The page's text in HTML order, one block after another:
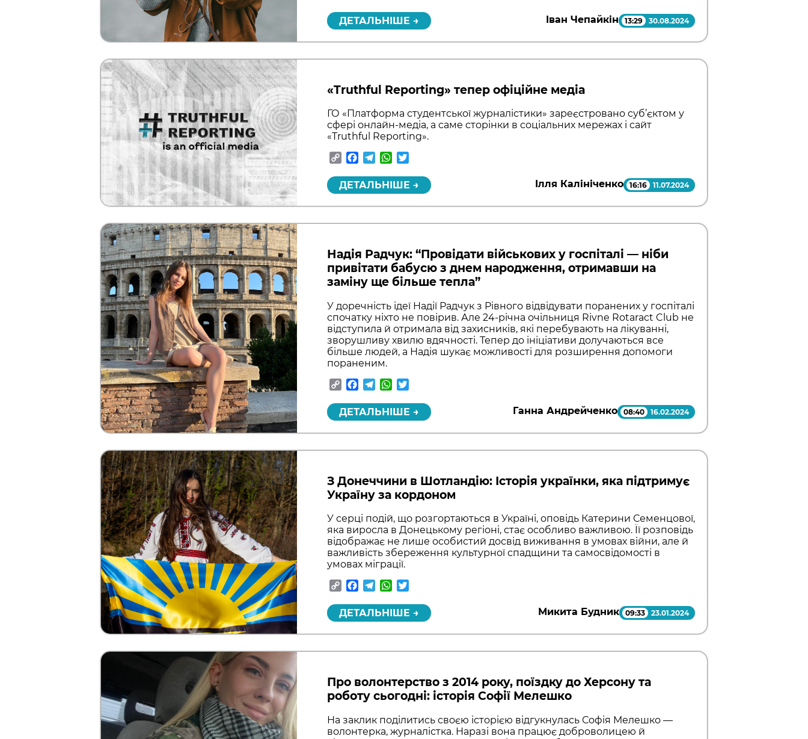
ДЕТАЛЬНІШЕ → Іван Чепайкін 13:29 30.08.2024
«Truthful Reporting» тепер офіційне медіа
ГО «Платформа студентської журналістики» зареєстровано суб’єктом у
сфері онлайн-медіа, а саме сторінки в соціальних мережах і сайт
«Truthful Reporting».
CopyFacebook
TelegramWhatsApp
ДЕТАЛЬНІШЕ → Ілля Калініченко 16:16 11.07.2024
Надія Радчук: “Провідати військових у госпіталі — ніби
привітати бабусю з днем народження, отримавши на
заміну ще більше тепла”
У доречність ідеї Надії Радчук з Рівного відвідувати поранених у госпіталі
спочатку ніхто не повірив. Але 24-річна очільниця Rivne Rotaract Club не
відступила й отримала від захисників, які перебувають на лікуванні,
зворушливу хвилю вдячності. Тепер до ініціативи долучаються все
більше людей, а Надія шукає можливості для розширення допомоги
пораненим.
CopyFacebook
TelegramWhatsApp
ДЕТАЛЬНІШЕ → Ганна Андрейченко 08:40 16.02.2024
З Донеччини в Шотландію: Історія українки, яка підтримує
Україну за кордоном
У серці подій, що розгортаються в Україні, оповідь Катерини Семенцової,
яка виросла в Донецькому регіоні, стає особливо важливою. Її розповідь
відображає не лише особистий досвід виживання в умовах війни, але й
важливість збереження культурної спадщини та самосвідомості в
умовах міграції.
CopyFacebook
TelegramWhatsApp
ДЕТАЛЬНІШЕ → Микита Будник 09:33 23.01.2024
Про волонтерство з 2014 року, поїздку до Херсону та
роботу сьогодні: історія Софії Мелешко
На заклик поділитись своєю історією відгукнулась Софія Мелешко —
волонтерка, журналістка. Наразі вона працює доброволицею й